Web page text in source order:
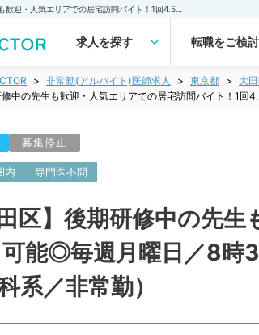
求人を探す 転職をご検
非常勤(アルバイト)医師求人 東京都
大
修中の先生も歓迎・人気エリアでの居宅訪問バイト！
募集停止
内 専門医不問
田区】後期研修中の先
能◎毎週月曜日／8時
系／非常勤）